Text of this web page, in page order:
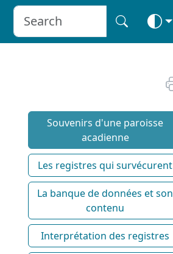
Souvenirs d'une paroisse
acadienne
Les registres qui survécurent
La banque de données et son
contenu
Interprétation des registres